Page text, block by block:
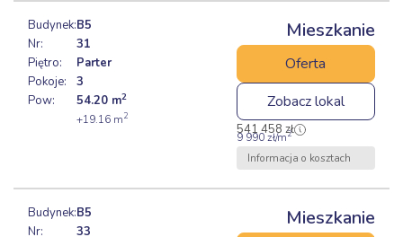
Budynek:
Nr:
Piętro:
Pokoje:
Pow:
B5
31
Parter
3
54.20 m2
+19.16 m2
Mieszkanie
Oferta
Zobacz lokal
541 458 zł
9 990zł/m2
Informacja o kosztach
Budynek:
Nr:
B5
33
Mieszkanie